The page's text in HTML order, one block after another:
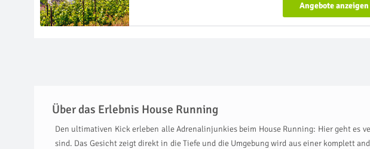
Angebote anzeigen
Über das Erlebnis House Running
Den ultimativen Kick erleben alle Adrenalinjunkies beim House Running: Hier geht es
sind. Das Gesicht zeigt direkt in die Tiefe und die Umgebung wird aus einer komplett